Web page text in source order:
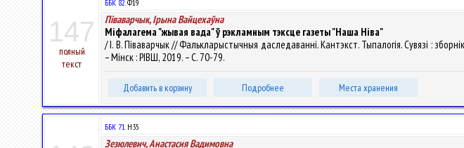
147
полный
текст
ББК 82.Ф19
Піваварчык, Ірына Вайцехаўна
Міфалагема "жывая вада" ў рэкламным тэксце газеты "Наша Ніва"
/ І. В. Піваварчык // Фалькларыстычныя даследаванні. Кантэкст. Тыпалогія. Сувязі :
– Мінск : РІВШ, 2019. – С. 70-79.
Добавить в корзину Подробнее Места хранения
ББК 71.Н35
Зезюлевич, Анастасия Вадимовна